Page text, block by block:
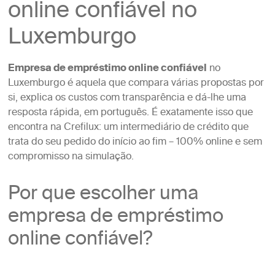
online confiável no
Luxemburgo
Empresa de empréstimo online confiável no
Luxemburgo é aquela que compara várias propostas por
si, explica os custos com transparência e dá-lhe uma
resposta rápida, em português. É exatamente isso que
encontra na Crefilux: um intermediário de crédito que
trata do seu pedido do início ao fim – 100% online e sem
compromisso na simulação.
Por que escolher uma
empresa de empréstimo
online confiável?